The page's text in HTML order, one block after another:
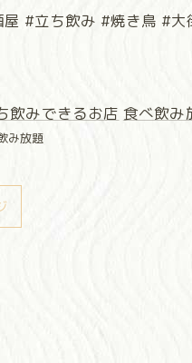
#立ち飲み #焼き鳥 #
飲みできるお店 食べ飲み
み放題